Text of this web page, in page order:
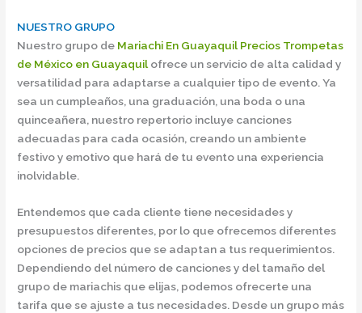
NUESTRO GRUPO
Nuestro grupo de Mariachi En Guayaquil Precios Trompetas
de México en Guayaquilofrece un servicio de alta calidad y
versatilidad para adaptarse a cualquier tipo de evento. Ya
sea un cumpleaños, una graduación, una boda o una
quinceañera, nuestro repertorio incluye canciones
adecuadas para cada ocasión, creando un ambiente
festivo y emotivo que hará de tu evento una experiencia
inolvidable.
Entendemos que cada cliente tiene necesidades y
presupuestos diferentes, por lo que ofrecemos diferentes
opciones de precios que se adaptan a tus requerimientos.
Dependiendo del número de canciones y del tamaño del
grupo de mariachis que elijas, podemos ofrecerte una
tarifa que se ajuste a tus necesidades. Desde un grupo más